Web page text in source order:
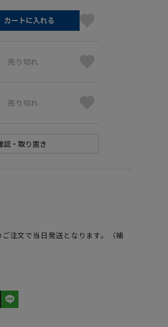
カートに入れる
売り切れ
売り切れ
注文で当日発送となります。（補